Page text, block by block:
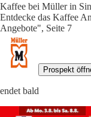
Kaffee bei Müller in
Entdecke das Kaffee
Angebote", Seite 7
Prospekt
endet bald